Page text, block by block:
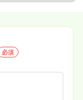
必須